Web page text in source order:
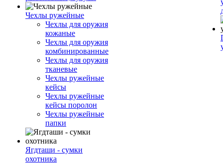
Чехлы ружейные
Чехлы для оружия
кожаные
Чехлы для оружия
комбинированные
Чехлы для оружия
тканевые
Чехлы ружейные
кейсы
Чехлы ружейные
кейсы поролон
Чехлы ружейные
папки
Ягдташи - сумки
охотника